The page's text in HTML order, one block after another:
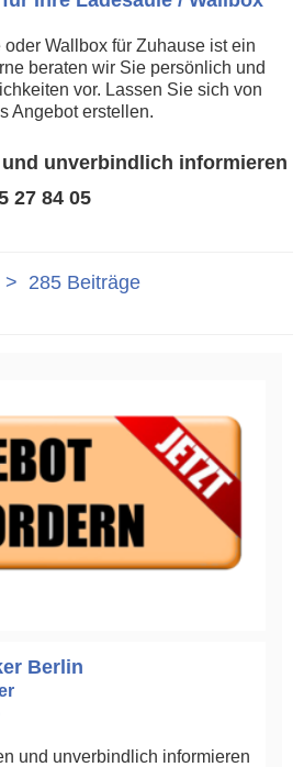
Wallbox für Zuhause ist ein
beraten wir Sie persönlich und
vor. Lassen Sie sich von
Angebot erstellen.
unverbindlich informieren
27 84 05
> 285 Beiträge
Berlin
und unverbindlich informieren